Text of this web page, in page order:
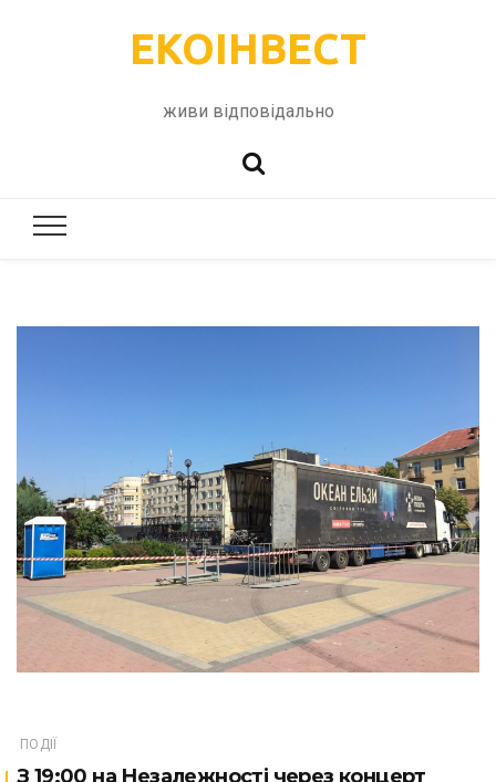
ЕКОІНВЕСТ
живи відповідально
ПОДІЇ
З 19:00 на Незалежності через концерт